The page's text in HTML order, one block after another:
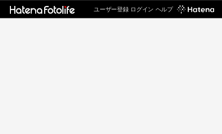
ユーザー登録 ログイン ヘルプ